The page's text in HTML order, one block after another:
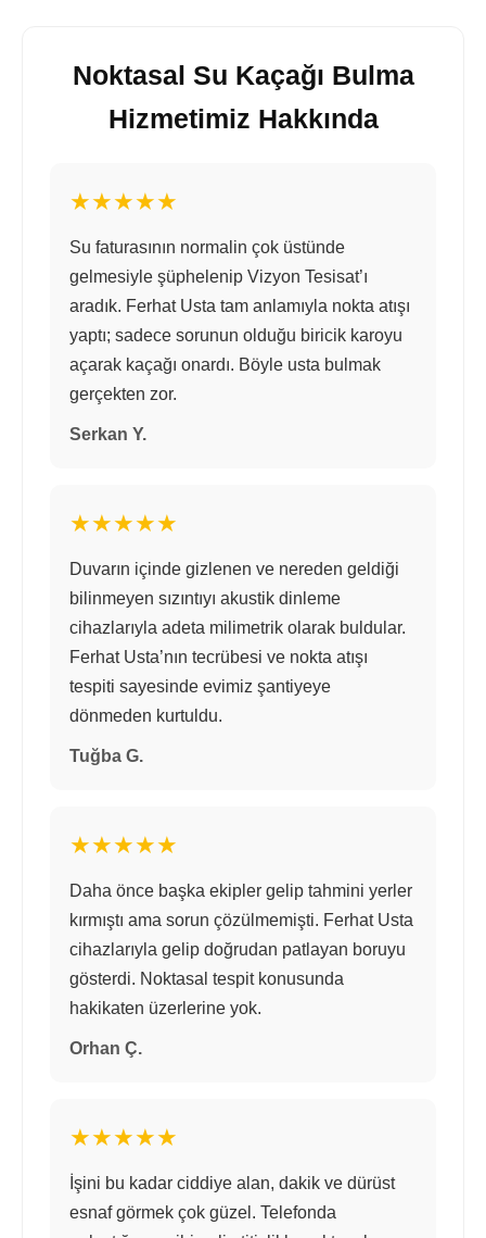
Noktasal Su Kaçağı Bulma
Hizmetimiz Hakkında
★★★★★
Su faturasının normalin çok üstünde
gelmesiyle şüphelenip Vizyon Tesisat’ı
aradık. Ferhat Usta tam anlamıyla nokta atışı
yaptı; sadece sorunun olduğu biricik karoyu
açarak kaçağı onardı. Böyle usta bulmak
gerçekten zor.
Serkan Y.
★★★★★
Duvarın içinde gizlenen ve nereden geldiği
bilinmeyen sızıntıyı akustik dinleme
cihazlarıyla adeta milimetrik olarak buldular.
Ferhat Usta’nın tecrübesi ve nokta atışı
tespiti sayesinde evimiz şantiyeye
dönmeden kurtuldu.
Tuğba G.
★★★★★
Daha önce başka ekipler gelip tahmini yerler
kırmıştı ama sorun çözülmemişti. Ferhat Usta
cihazlarıyla gelip doğrudan patlayan boruyu
gösterdi. Noktasal tespit konusunda
hakikaten üzerlerine yok.
Orhan Ç.
★★★★★
İşini bu kadar ciddiye alan, dakik ve dürüst
esnaf görmek çok güzel. Telefonda